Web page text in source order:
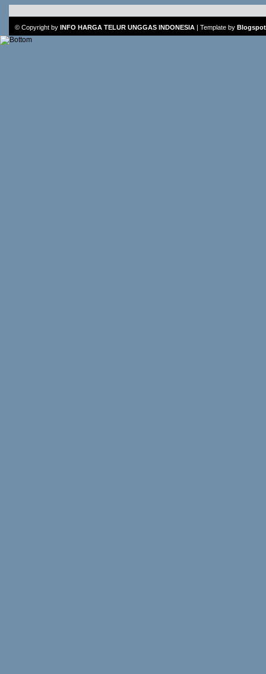
© Copyright by INFO HARGA TELUR UNGGAS INDONESIA Template by